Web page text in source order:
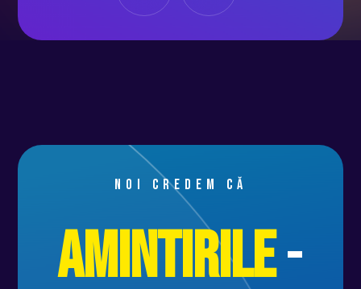
Noi credem că
Amintirile-